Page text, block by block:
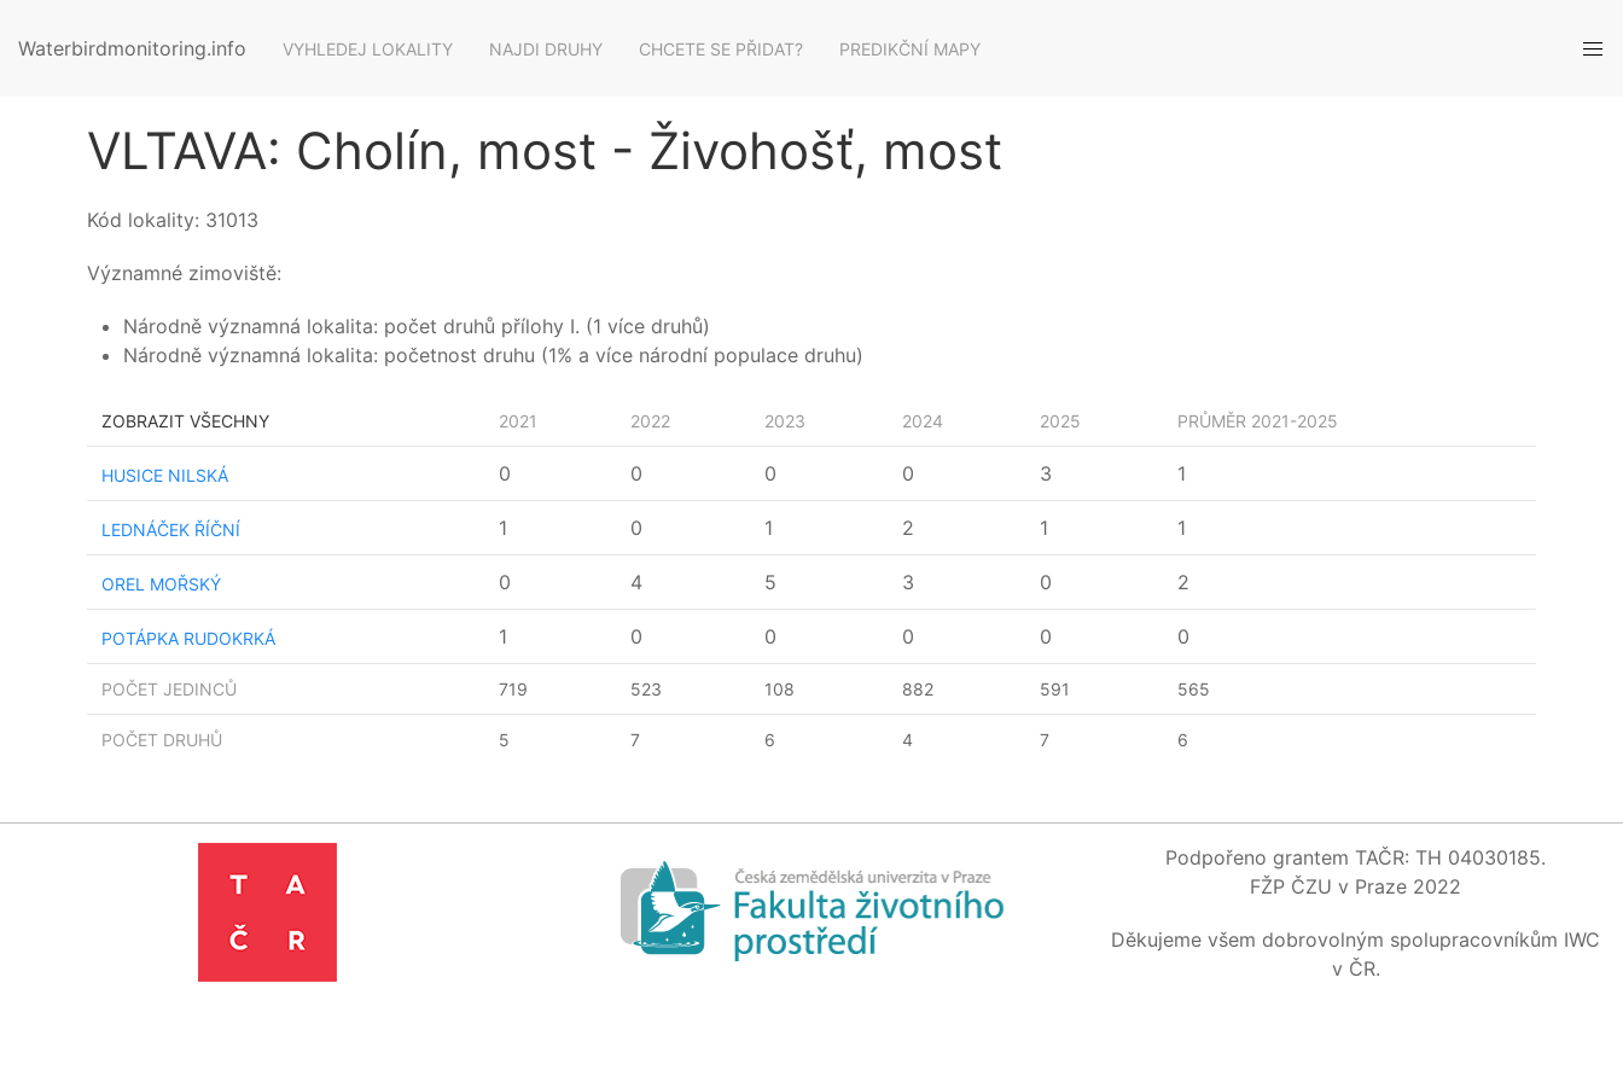
Waterbirdmonitoring.info VYHLEDEJ LOKALITY NAJDI DRUHY CHCETE SE PŘIDAT? PREDIKČNÍ MAPY
VLTAVA: Cholín, most - Živohošť, most
Kód lokality: 31013
Významné zimoviště:
Národně významná lokalita: počet druhů přílohy I. (1 více druhů)
Národně významná lokalita: početnost druhu (1% a více národní populace druhu)
ZOBRAZIT VŠECHNY 2021 2022 2023 2024 2025 PRŮMĚR 2021-2025
POČET JEDINCŮ 719 523 108 882 591 565
POČET DRUHŮ 5 7 6 4 7 6
HUSICE NILSKÁ 0 0 0 0 3 1
LEDNÁČEK ŘÍČNÍ 1 0 1 2 1 1
OREL MOŘSKÝ 0 4 5 3 0 2
POTÁPKA RUDOKRKÁ 1 0 0 0 0 0
Podpořeno grantem TAČR: TH 04030185.
FŽP ČZU v Praze 2022
Děkujeme všem dobrovolným spolupracovníkům IWC
v ČR.